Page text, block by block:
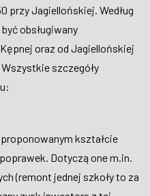
przy Jagiellońskiej. Według
obsługiwany
oraz od Jagiellońskiej
szczegóły
kształcie
Dotyczą one m.in.
(remont jednej szkoły to za